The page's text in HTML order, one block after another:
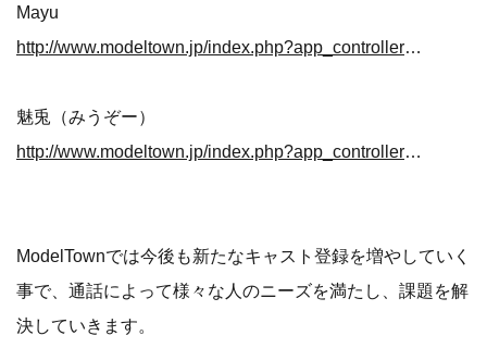
Mayu
http://www.modeltown.jp/index.php?app_controller=info&type=items&id=Ie1c29cd
魅兎（みうぞー）
http://www.modeltown.jp/index.php?app_controller=info&type=items&id=Ieb1f3b5
ModelTownでは今後も新たなキャスト登録を増やしていく
事で、通話によって様々な人のニーズを満たし、課題を解
決していきます。